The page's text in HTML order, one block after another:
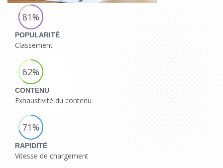
81%
POPULARITÉ
Classement
62%
CONTENU
Exhaustivité du contenu
71%
RAPIDITÉ
Vitesse de chargement